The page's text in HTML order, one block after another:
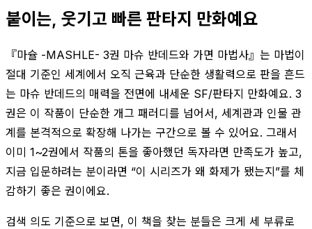
붙이는, 웃기고 빠른 판타지 만화예요
『마슐 -MASHLE- 3권 마슈 반데드와 가면 마법사』는 마법이
절대 기준인 세계에서 오직 근육과 단순한 생활력으로 판을 흔드
는 마슈 반데드의 매력을 전면에 내세운 SF/판타지 만화예요. 3
권은 이 작품이 단순한 개그 패러디를 넘어서, 세계관과 인물 관
계를 본격적으로 확장해 나가는 구간으로 볼 수 있어요. 그래서
이미 1~2권에서 작품의 톤을 좋아했던 독자라면 만족도가 높고,
지금 입문하려는 분이라면 “이 시리즈가 왜 화제가 됐는지”를 체
감하기 좋은 권이에요.
검색 의도 기준으로 보면, 이 책을 찾는 분들은 크게 세 부류로